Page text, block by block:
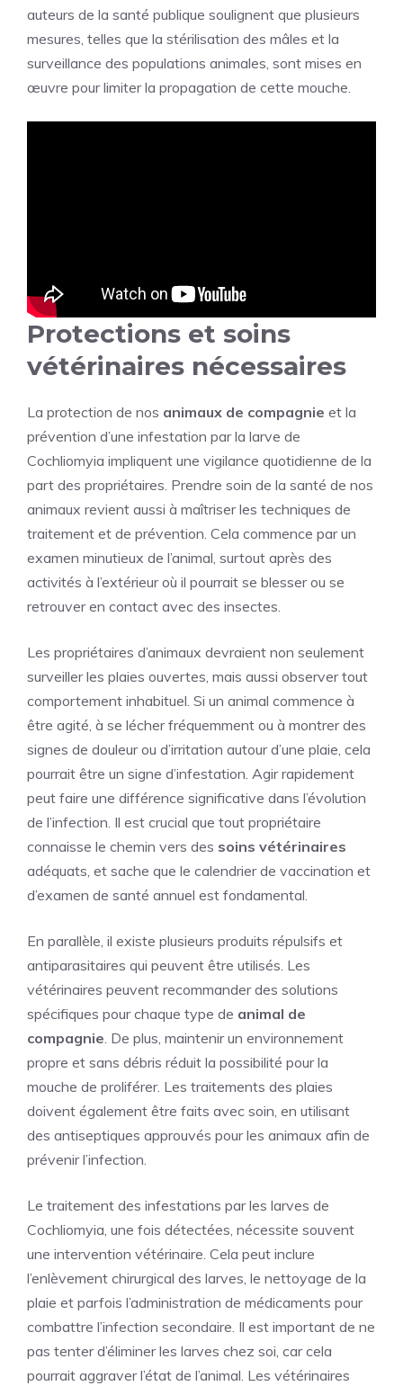
auteurs de la santé publique soulignent que plusieurs
mesures, telles que la stérilisation des mâles et la
surveillance des populations animales, sont mises en
œuvre pour limiter la propagation de cette mouche.
Protections et soins
vétérinaires nécessaires
La protection de nos animaux de compagnie et la
prévention d’une infestation par la larve de
Cochliomyia impliquent une vigilance quotidienne de la
part des propriétaires. Prendre soin de la santé de nos
animaux revient aussi à maîtriser les techniques de
traitement et de prévention. Cela commence par un
examen minutieux de l’animal, surtout après des
activités à l’extérieur où il pourrait se blesser ou se
retrouver en contact avec des insectes.
Les propriétaires d’animaux devraient non seulement
surveiller les plaies ouvertes, mais aussi observer tout
comportement inhabituel. Si un animal commence à
être agité, à se lécher fréquemment ou à montrer des
signes de douleur ou d’irritation autour d’une plaie, cela
pourrait être un signe d’infestation. Agir rapidement
peut faire une différence significative dans l’évolution
de l’infection. Il est crucial que tout propriétaire
connaisse le chemin vers des soins vétérinaires
adéquats, et sache que le calendrier de vaccination et
d’examen de santé annuel est fondamental.
En parallèle, il existe plusieurs produits répulsifs et
antiparasitaires qui peuvent être utilisés. Les
vétérinaires peuvent recommander des solutions
spécifiques pour chaque type de animal de
compagnie. De plus, maintenir un environnement
propre et sans débris réduit la possibilité pour la
mouche de proliférer. Les traitements des plaies
doivent également être faits avec soin, en utilisant
des antiseptiques approuvés pour les animaux afin de
prévenir l’infection.
Le traitement des infestations par les larves de
Cochliomyia, une fois détectées, nécessite souvent
une intervention vétérinaire. Cela peut inclure
l’enlèvement chirurgical des larves, le nettoyage de la
plaie et parfois l’administration de médicaments pour
combattre l’infection secondaire. Il est important de ne
pas tenter d’éliminer les larves chez soi, car cela
pourrait aggraver l’état de l’animal. Les vétérinaires